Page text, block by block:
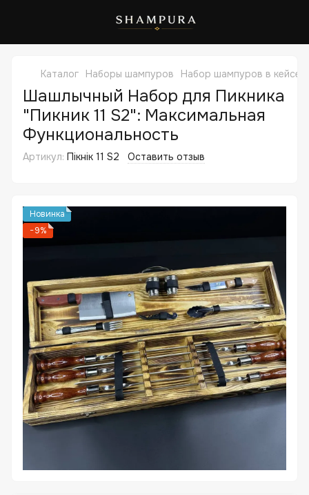
Каталог Наборы шампуров Набор шампуров в кейсе
Шашлычный Набор для Пикника
"Пикник 11 S2": Максимальная
Функциональность
Артикул: Пікнік 11 S2 Оставить отзыв
Новинка
−9%